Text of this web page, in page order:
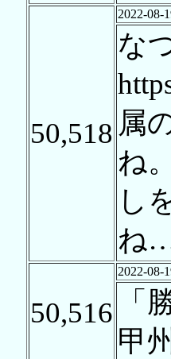
50,518
2022-08-
な
属
ね
し
ね
50,516
2022-08-
「
甲